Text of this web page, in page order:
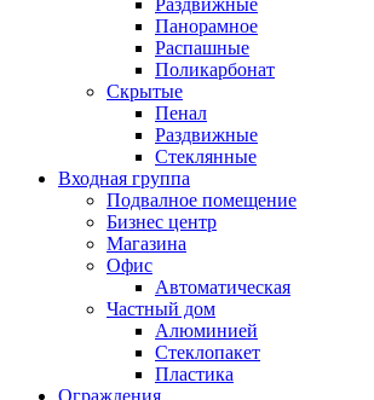
Раздвижные
Панорамное
Распашные
Поликарбонат
Скрытые
Пенал
Раздвижные
Стеклянные
Входная группа
Подвалное помещение
Бизнес центр
Магазина
Офис
Автоматическая
Частный дом
Алюминией
Стеклопакет
Пластика
Ограждения